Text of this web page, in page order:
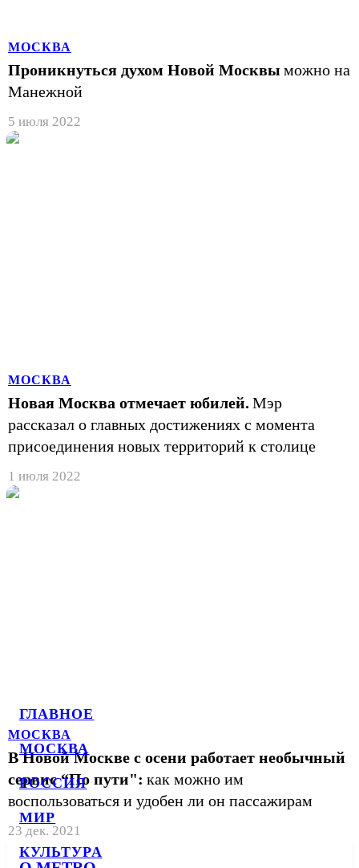
ГЛАВНОЕ
МОСКВА
РОССИЯ
МИР
КУЛЬТУРА
МОСКВА
Проникнуться духом Новой Москвы можно на
Манежной
5 июля 2022
МОСКВА
Новая Москва отмечает юбилей. Мэр
рассказал о главных достижениях с момента
присоединения новых территорий к столице
1 июля 2022
МОСКВА
В Новой Москве с осени работает необычный
сервис “По пути": как можно им
воспользоваться и удобен ли он пассажирам
23 дек. 2021